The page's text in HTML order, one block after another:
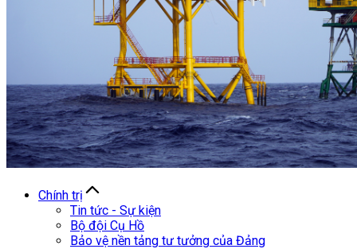
Chính trị
Tin tức - Sự kiện
Bộ đội Cụ Hồ
Bảo vệ nền tảng tư tưởng của Đảng